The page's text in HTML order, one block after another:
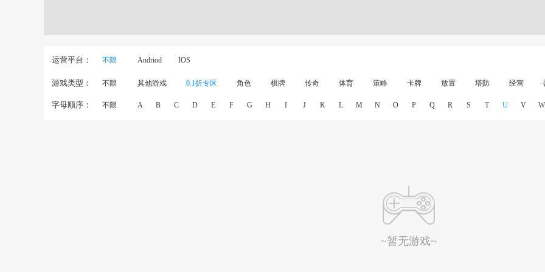
运营平台： 不限 Andriod IOS
游戏类型： 不限 其他游戏 0.1折专区 角色 棋牌 传奇 体育 策略 卡牌 放置 塔防 经营
字母顺序： 不限 A B C D E F G H I J K L M N O P Q R S T U V W
~暂无游戏~